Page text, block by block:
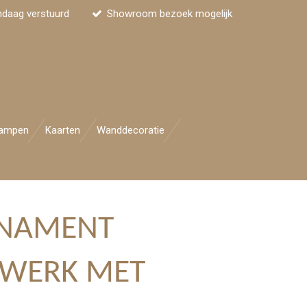
verstuurd Showroom bezoek mogelijk
Kaarten Wanddecoratie
MET